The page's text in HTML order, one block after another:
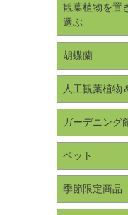
観葉植物を置
選ぶ
胡蝶蘭
人工観葉植物
ガーデニング
ペット
季節限定商品